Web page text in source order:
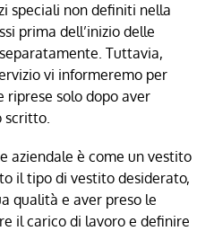
speciali non definiti nella
prima dell’inizio delle
Tuttavia,
vi informeremo per
riprese solo dopo aver
scritto.
aziendale è come un vestito
il tipo di vestito desiderato,
qualità e aver preso le
il carico di lavoro e definire